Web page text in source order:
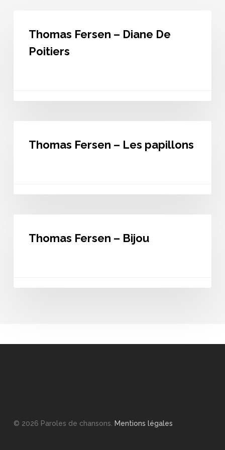
Diane
Thomas Fersen – Diane De
Poitiers
Thomas Fersen – Les papillons
Thomas Fersen – Bijou
© 2026 Paroles de chansons. Mentions légales